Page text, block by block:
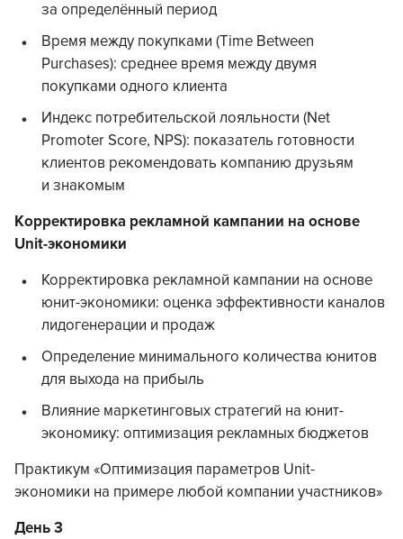
за определённый период
Время между покупками (Time Between
Purchases): среднее время между двумя
покупками одного клиента
Индекс потребительской лояльности (Net
Promoter Score, NPS): показатель готовности
клиентов рекомендовать компанию друзьям
и знакомым
Корректировка рекламной кампании на основе
Unit-экономики
Корректировка рекламной кампании на основе
юнит-экономики: оценка эффективности каналов
лидогенерации и продаж
Определение минимального количества юнитов
для выхода на прибыль
Влияние маркетинговых стратегий на юнит-
экономику: оптимизация рекламных бюджетов
Практикум «Оптимизация параметров Unit-
экономики на примере любой компании участников»
День 3